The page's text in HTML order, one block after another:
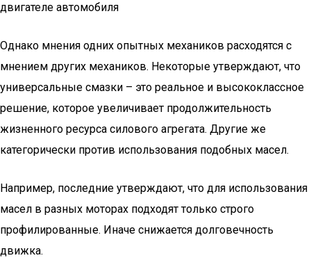
двигателе автомобиля
Однако мнения одних опытных механиков расходятся с
мнением других механиков. Некоторые утверждают, что
универсальные смазки – это реальное и высококлассное
решение, которое увеличивает продолжительность
жизненного ресурса силового агрегата. Другие же
категорически против использования подобных масел.
Например, последние утверждают, что для использования
масел в разных моторах подходят только строго
профилированные. Иначе снижается долговечность
движка.